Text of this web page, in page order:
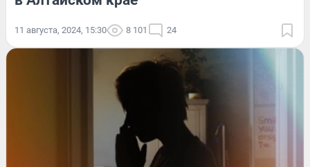
11 августа, 2024, 15:30 8 101 24